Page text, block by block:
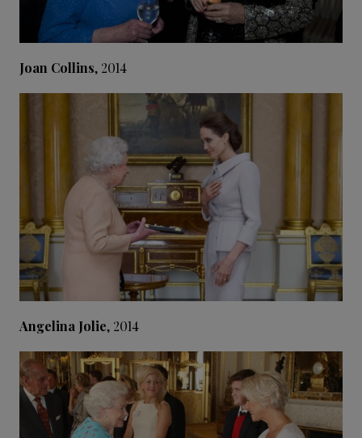
Joan Collins, 2014
Angelina Jolie, 2014